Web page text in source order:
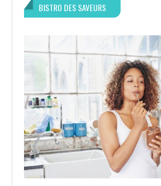
BISTRO DES SAVEURS